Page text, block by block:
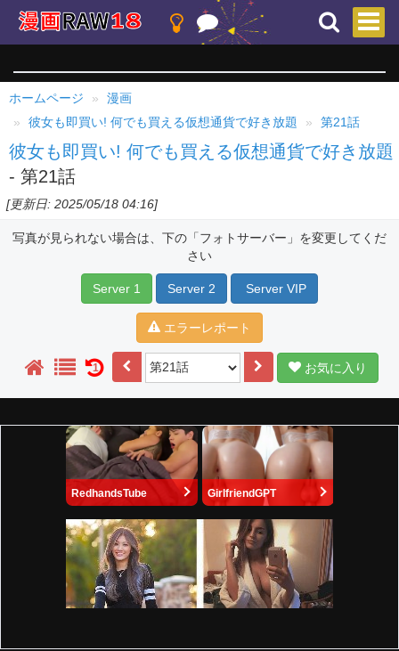
ホームページ
漫画
彼女も即買い! 何でも買える仮想通貨で好き放題
第21話
彼女も即買い! 何でも買える仮想通貨で好き放題
- 第21話
[更新日: 2025/05/18 04:16]
写真が見られない場合は、下の「フォトサーバー」を変更してくだ
さい
Server 1 Server 2 Server VIP
エラーレポート
1 お気に入り